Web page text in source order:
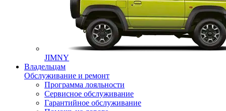
JIMNY
Владельцам
Обслуживание и ремонт
Программа лояльности
Сервисное обслуживание
Гарантийное обслуживание